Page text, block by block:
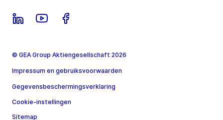
© GEA Group Aktiengesellschaft 2026
Impressum en gebruiksvoorwaarden
Gegevensbeschermingsverklaring
Cookie-instellingen
Sitemap